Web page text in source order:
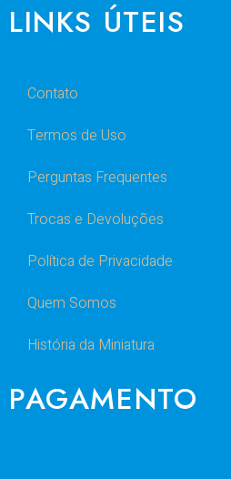
LINKS ÚTEIS
Contato
Termos de Uso
Perguntas Frequentes
Trocas e Devoluções
Política de Privacidade
Quem Somos
História da Miniatura
PAGAMENTO